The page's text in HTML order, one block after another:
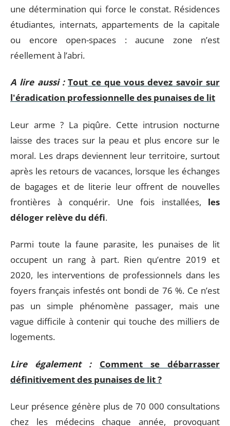
une détermination qui force le constat. Résidences
étudiantes, internats, appartements de la capitale
ou encore open-spaces : aucune zone n’est
réellement à l’abri.
A lire aussi : Tout ce que vous devez savoir sur
l'éradication professionnelle des punaises de lit
Leur arme ? La piqûre. Cette intrusion nocturne
laisse des traces sur la peau et plus encore sur le
moral. Les draps deviennent leur territoire, surtout
après les retours de vacances, lorsque les échanges
de bagages et de literie leur offrent de nouvelles
frontières à conquérir. Une fois installées, les
déloger relève du défi.
Parmi toute la faune parasite, les punaises de lit
occupent un rang à part. Rien qu’entre 2019 et
2020, les interventions de professionnels dans les
foyers français infestés ont bondi de 76 %. Ce n’est
pas un simple phénomène passager, mais une
vague difficile à contenir qui touche des milliers de
logements.
Lire également :
Comment se débarrasser
définitivement des punaises de lit ?
Leur présence génère plus de 70 000 consultations
chez les médecins chaque année, provoquant